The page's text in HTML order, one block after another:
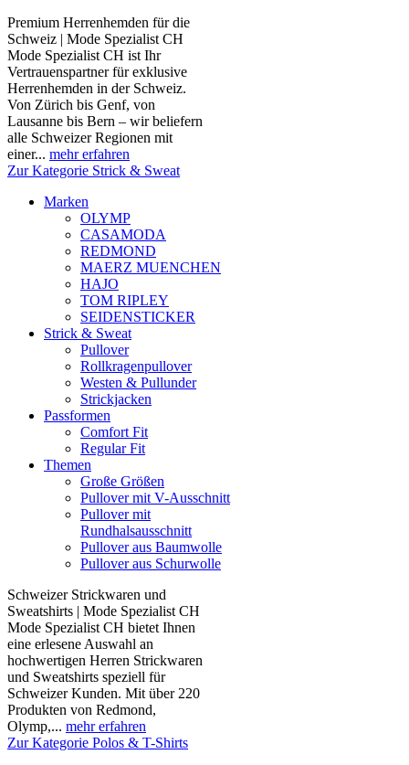
Premium Herrenhemden für die
Schweiz | Mode Spezialist CH
Mode Spezialist CH ist Ihr
Vertrauenspartner für exklusive
Herrenhemden in der Schweiz.
Von Zürich bis Genf, von
Lausanne bis Bern – wir beliefern
alle Schweizer Regionen mit
einer... mehr erfahren
Zur Kategorie Strick & Sweat
Marken
OLYMP
CASAMODA
REDMOND
MAERZ MUENCHEN
HAJO
TOM RIPLEY
SEIDENSTICKER
Strick & Sweat
Pullover
Rollkragenpullover
Westen & Pullunder
Strickjacken
Passformen
Comfort Fit
Regular Fit
Themen
Große Größen
Pullover mit V-Ausschnitt
Pullover mit
Rundhalsausschnitt
Pullover aus Baumwolle
Pullover aus Schurwolle
Schweizer Strickwaren und
Sweatshirts | Mode Spezialist CH
Mode Spezialist CH bietet Ihnen
eine erlesene Auswahl an
hochwertigen Herren Strickwaren
und Sweatshirts speziell für
Schweizer Kunden. Mit über 220
Produkten von Redmond,
Olymp,... mehr erfahren
Zur Kategorie Polos & T-Shirts